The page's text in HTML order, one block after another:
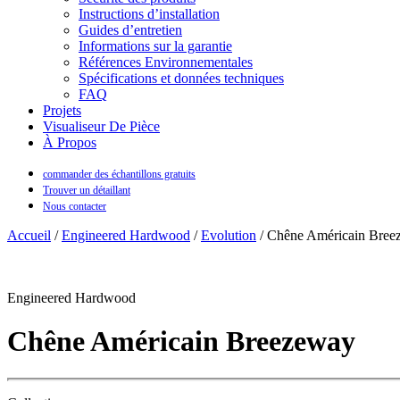
Instructions d’installation
Guides d’entretien
Informations sur la garantie
Références Environnementales
Spécifications et données techniques
FAQ
Projets
Visualiseur De Pièce
À Propos
commander des échantillons gratuits
Trouver un détaillant
Nous contacter
Accueil /Engineered Hardwood /Evolution / Chêne Américain
Engineered Hardwood
Chêne Américain Breezeway